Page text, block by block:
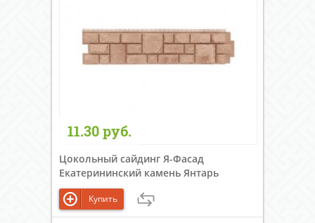
11.30 руб.
Цокольный сайдинг Я-Фасад
Екатерининский камень Янтарь
Купить